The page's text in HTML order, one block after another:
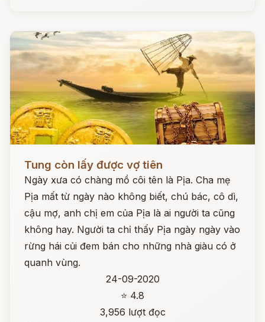
Tung còn lấy được vợ tiên
Ngày xưa có chàng mồ côi tên là Pịa. Cha mẹ
Pịa mất từ ngày nào không biết, chú bác, cô dì,
cậu mợ, anh chị em của Pịa là ai người ta cũng
không hay. Người ta chỉ thấy Pịa ngày ngày vào
rừng hái củi đem bán cho những nhà giàu có ở
quanh vùng.
24-09-2020
⭐ 4.8
3,956 lượt đọc